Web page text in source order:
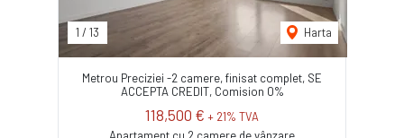
1 / 13 Harta
Metrou Preciziei -2 camere, finisat complet, SE
ACCEPTA CREDIT, Comision 0%
118,500 € + 21% TVA